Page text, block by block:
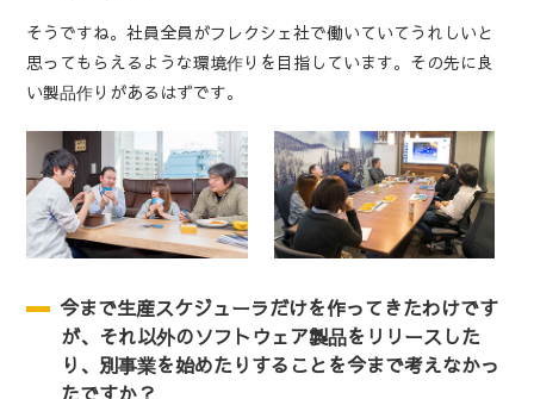
そうですね。社員全員がフレクシェ社で働いていてうれしいと
思ってもらえるような環境作りを目指しています。その先に良
い製品作りがあるはずです。
今まで生産スケジューラだけを作ってきたわけです
が、それ以外のソフトウェア製品をリリースした
り、別事業を始めたりすることを今まで考えなかっ
たですか？